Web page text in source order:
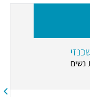
נשים